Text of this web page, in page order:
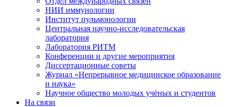
НИИ иммунологии
Институт пульмонологии
Центральная научно-исследовательская
лаборатория
Лаборатория РИТМ
Конференции и другие мероприятия
Диссертационные советы
Журнал «Непрерывное медицинское образование
и наука»
Научное общество молодых учёных и студентов
На связи